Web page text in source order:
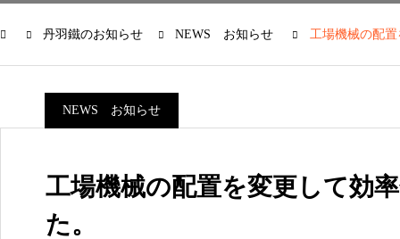
丹羽鐵のお知らせ NEWS お知らせ 工場機械の配
NEWS お知らせ
工場機械の配置を変更して効
た。